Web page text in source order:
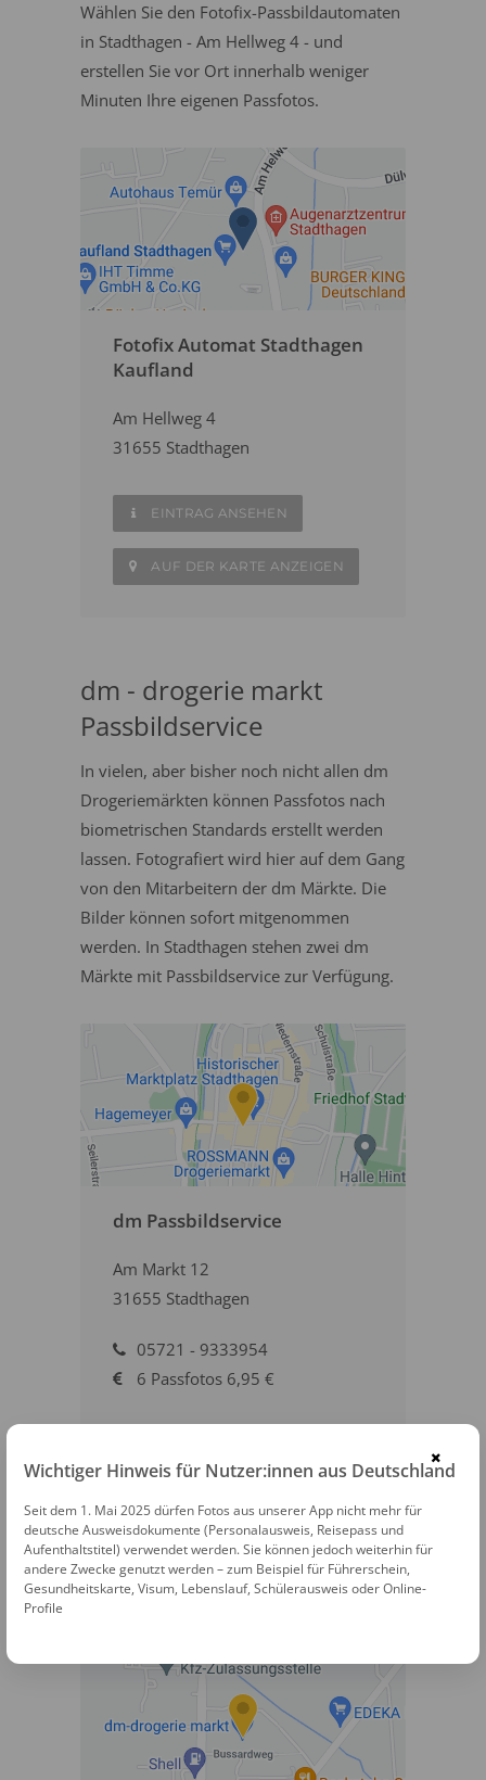
Wählen Sie den Fotofix-Passbildautomaten
in Stadthagen - Am Hellweg 4 - und
erstellen Sie vor Ort innerhalb weniger
Minuten Ihre eigenen Passfotos.
Fotofix Automat Stadthagen
Kaufland
Am Hellweg 4
31655 Stadthagen
EINTRAG ANSEHEN
AUF DER KARTE ANZEIGEN
dm - drogerie markt
Passbildservice
In vielen, aber bisher noch nicht allen dm
Drogeriemärkten können Passfotos nach
biometrischen Standards erstellt werden
lassen. Fotografiert wird hier auf dem Gang
von den Mitarbeitern der dm Märkte. Die
Bilder können sofort mitgenommen
werden. In Stadthagen stehen zwei dm
Märkte mit Passbildservice zur Verfügung.
dm Passbildservice
Am Markt 12
31655 Stadthagen
05721 - 9333954
6 Passfotos 6,95 €
ZUR WEBSITE
×
Wichtiger Hinweis für Nutzer:innen aus Deutschland
Seit dem 1. Mai 2025 dürfen Fotos aus unserer App nicht mehr für
deutsche Ausweisdokumente (Personalausweis, Reisepass und
Aufenthaltstitel) verwendet werden. Sie können jedoch weiterhin für
andere Zwecke genutzt werden – zum Beispiel für Führerschein,
Gesundheitskarte, Visum, Lebenslauf, Schülerausweis oder Online-
Profile